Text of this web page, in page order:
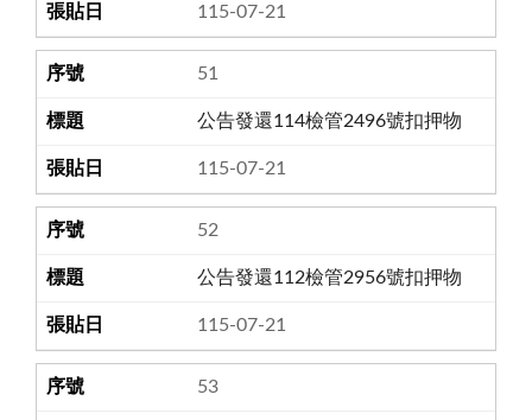
115-07-21
51
公告發還114檢管2496號扣押物
115-07-21
52
公告發還112檢管2956號扣押物
115-07-21
53